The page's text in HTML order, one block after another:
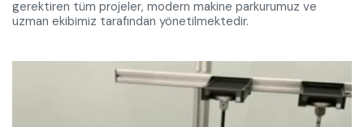
gerektiren tüm projeler, modern makine parkurumuz ve
uzman ekibimiz tarafından yönetilmektedir.